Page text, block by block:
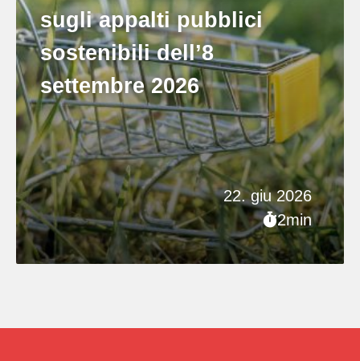
22. giu 2026
2min
sugli appalti pubblici
sostenibili dell’8
settembre 2026